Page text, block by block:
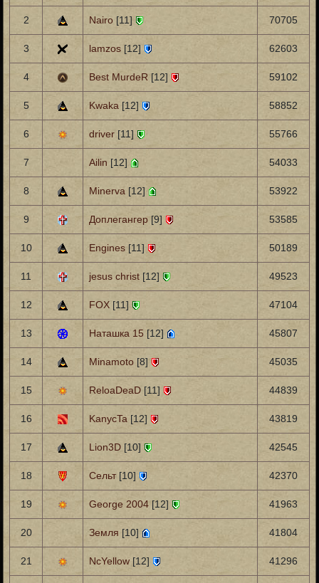
2 Nairo [11] 70705
3 lamzos [12] 62603
4 Best MurdeR [12] 59102
5 Kwaka [12] 58852
6 driver [11] 55766
7 Ailin [12] 54033
8 Minerva [12] 53922
9 Доплегангер [9] 53585
10 Engines [11] 50189
11 jesus christ [12] 49523
12 FOX [11] 47104
13 Наташка 15 [12] 45807
14 Minamoto [8] 45035
15 ReloaDeaD [11] 44839
16 KanycTa [12] 43819
17 Lion3D [10] 42545
18 Сельт [10] 42370
19 George 2004 [12] 41963
20 Земля [10] 41804
21 NcYellow [12] 41296